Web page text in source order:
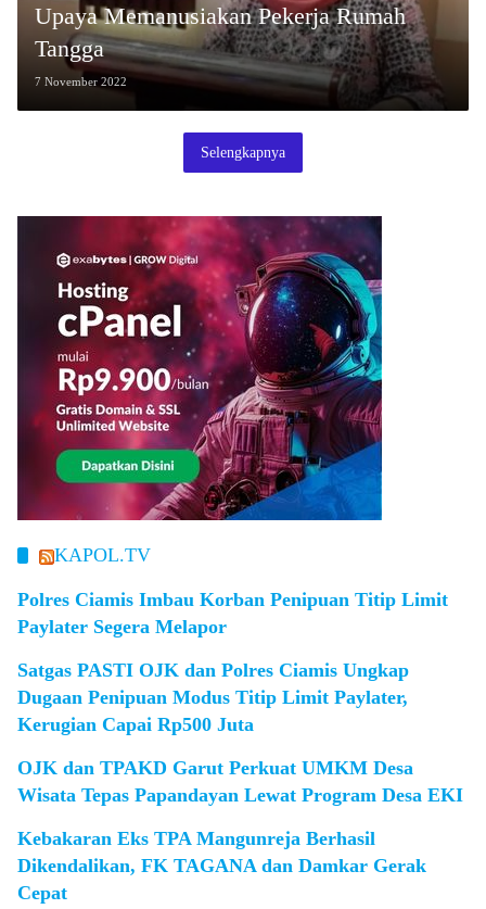
Upaya Memanusiakan Pekerja Rumah
Tangga
7 November 2022
Selengkapnya
KAPOL.TV
Polres Ciamis Imbau Korban Penipuan Titip Limit
Paylater Segera Melapor
Satgas PASTI OJK dan Polres Ciamis Ungkap
Dugaan Penipuan Modus Titip Limit Paylater,
Kerugian Capai Rp500 Juta
OJK dan TPAKD Garut Perkuat UMKM Desa
Wisata Tepas Papandayan Lewat Program Desa EKI
Kebakaran Eks TPA Mangunreja Berhasil
Dikendalikan, FK TAGANA dan Damkar Gerak
Cepat